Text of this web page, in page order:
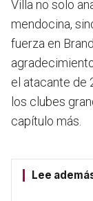
Villa no solo
mendocina,
fuerza en
el atacante de
los clubes
capítulo más.
Lee